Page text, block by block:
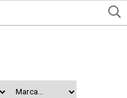
Olvidé mi clave Registro